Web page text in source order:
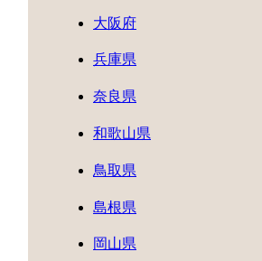
大阪府
兵庫県
奈良県
和歌山県
鳥取県
島根県
岡山県